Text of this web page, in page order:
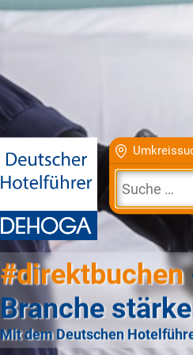
#direktbuchen
Branche
Mit dem Deutschen